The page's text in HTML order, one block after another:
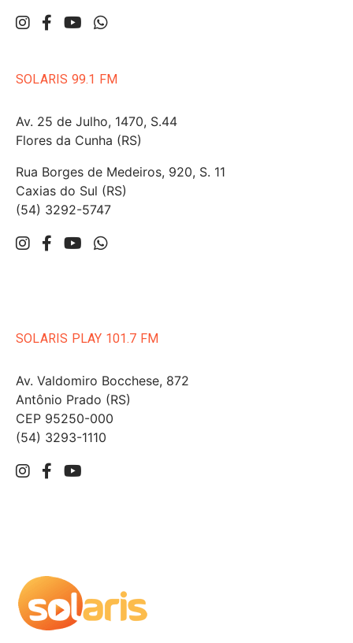
SOLARIS 99.1 FM
Av. 25 de Julho, 1470, S.44
Flores da Cunha (RS)
Rua Borges de Medeiros, 920, S. 11
Caxias do Sul (RS)
(54) 3292-5747
SOLARIS PLAY 101.7 FM
Av. Valdomiro Bocchese, 872
Antônio Prado (RS)
CEP 95250-000
(54) 3293-1110